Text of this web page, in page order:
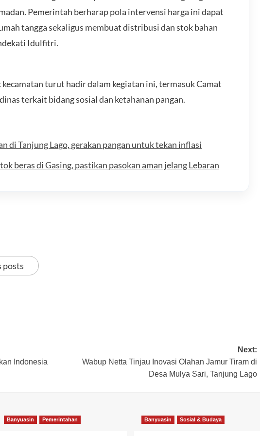
Pemerintah berharap pola intervensi harga ini dapat
tangga sekaligus membuat distribusi dan stok bahan
Idulfitri.
turut hadir dalam kegiatan ini, termasuk Camat
terkait bidang sosial dan ketahanan pangan.
di Tanjung Lago, gerakan pangan untuk tekan inflasi
beras di Gasing, pastikan pasokan aman jelang Lebaran
posts
Indonesia
Next:
Wabup Netta Tinjau Inovasi Olahan Jamur Tiram di
Desa Mulya Sari, Tanjung Lago
Banyuasin Pemerintahan Banyuasin Sosial & Budaya